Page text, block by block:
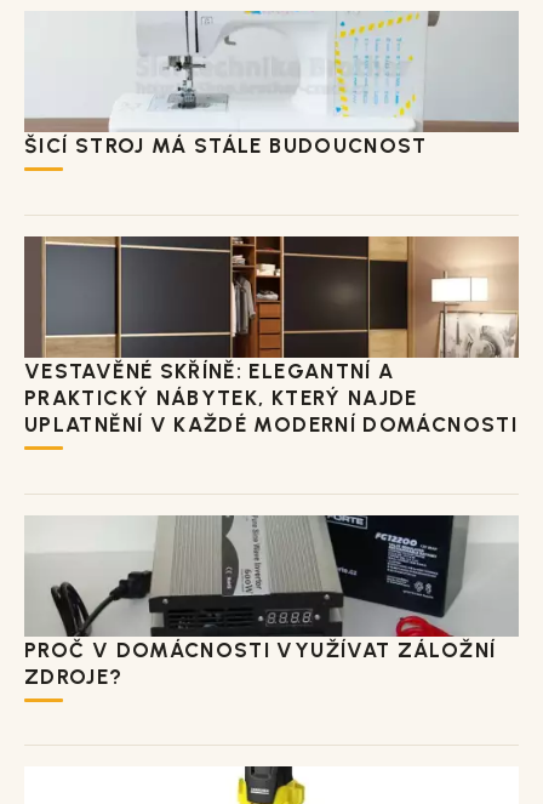
ŠICÍ STROJ MÁ STÁLE BUDOUCNOST
VESTAVĚNÉ SKŘÍNĚ: ELEGANTNÍ A
PRAKTICKÝ NÁBYTEK, KTERÝ NAJDE
UPLATNĚNÍ V KAŽDÉ MODERNÍ DOMÁCNOSTI
PROČ V DOMÁCNOSTI VYUŽÍVAT ZÁLOŽNÍ
ZDROJE?